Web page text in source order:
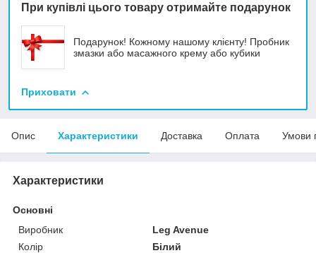
При купівлі цього товару отримайте подарунок
Подарунок! Кожному нашому клієнту! Пробник
змазки або масажного крему або кубики
Приховати
Опис Характеристики Доставка Оплата Умови
Характеристики
Основні
Виробник
Leg Avenue
Колір
Білий